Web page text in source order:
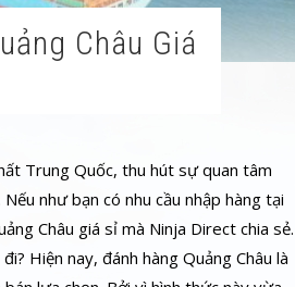
Trung Quốc, thu hút sự quan tâm
như bạn có nhu cầu nhập hàng tại
Châu giá sỉ mà Ninja Direct chia sẻ.
Hiện nay, đánh hàng Quảng Châu là